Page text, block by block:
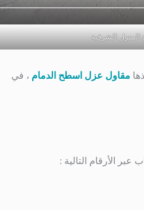
الشرقية
مقاول عزل اسطح الدمام ، في
عبر الأرقام التالية :